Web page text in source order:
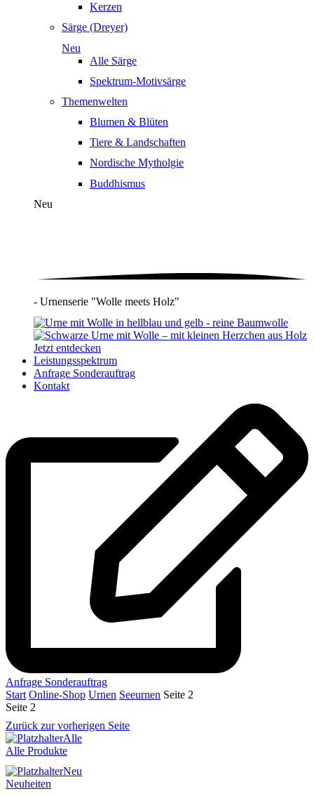
Kerzen
Särge (Dreyer)
Neu
Alle Särge
Spektrum-Motivsärge
Themenwelten
Blumen & Blüten
Tiere & Landschaften
Nordische Mytholgie
Buddhismus
Neu
- Urnenserie "Wolle meets Holz"
Jetzt entdecken
Leistungsspektrum
Anfrage Sonderauftrag
Kontakt
Anfrage Sonderauftrag
Start Online-Shop Urnen Seeurnen Seite 2
Seite 2
Zurück zur vorherigen Seite
Alle
Alle Produkte
Neu
Neuheiten